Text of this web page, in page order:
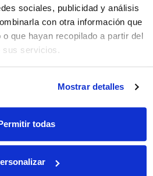
sociales, publicidad y análisis
con otra información que
que hayan recopilado a partir del
sus servicios.
Mostrar detalles
todas
impulsan una
para
entretenimiento